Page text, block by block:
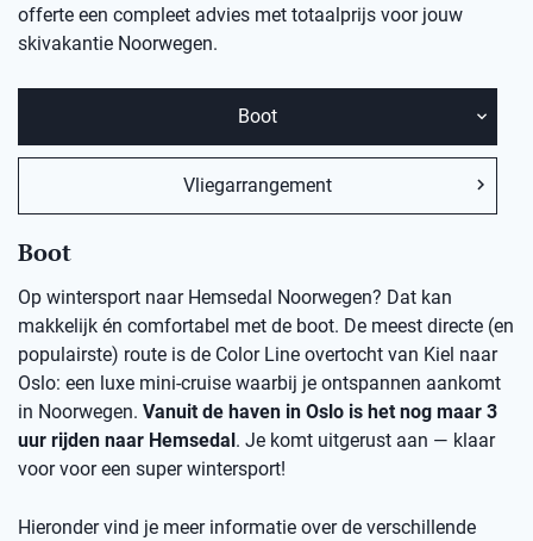
offerte een compleet advies met totaalprijs voor jouw
skivakantie Noorwegen.
Boot
Vliegarrangement
Boot
Op wintersport naar Hemsedal Noorwegen? Dat kan
makkelijk én comfortabel met de boot. De meest directe (en
populairste) route is de Color Line overtocht van Kiel naar
Oslo: een luxe mini-cruise waarbij je ontspannen aankomt
in Noorwegen. Vanuit de haven in Oslo is het nog maar 3
uur rijden naar Hemsedal. Je komt uitgerust aan — klaar
voor voor een super wintersport!
Hieronder vind je meer informatie over de verschillende